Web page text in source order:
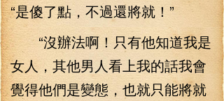
“是傻了點，不過還將就！”
“沒辦法啊！只有他知道我是
女人，其他男人看上我的話我會
覺得他們是變態，也就只能將就